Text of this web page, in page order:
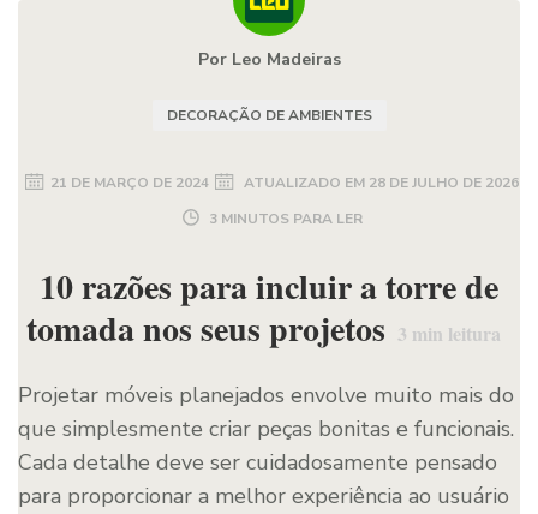
Por Leo Madeiras
DECORAÇÃO DE AMBIENTES
21 DE MARÇO DE 2024 ATUALIZADO EM 28 DE JULHO DE 2026
3 MINUTOS PARA LER
10 razões para incluir a torre de
tomada nos seus projetos 3 min leitura
Projetar móveis planejados envolve muito mais do
que simplesmente criar peças bonitas e funcionais.
Cada detalhe deve ser cuidadosamente pensado
para proporcionar a melhor experiência ao usuário